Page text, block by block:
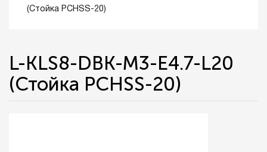
(Стойка PCHSS-20)
L-KLS8-DBK-M3-E4.7-L20
(Стойка PCHSS-20)